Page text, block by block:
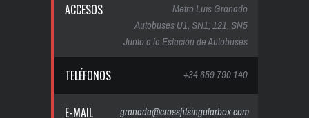
ACCESOS
Metro Luis Granado
Autobuses U1, SN1, 121, SN5
Junto a la Estación de Autobuses
TELÉFONOS +34 659 790 140
E-MAIL granada@crossfitsingularbox.com